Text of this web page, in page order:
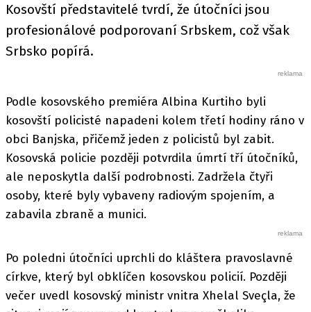
Kosovští představitelé tvrdí, že útočníci jsou
profesionálové podporovaní Srbskem, což však
Srbsko popírá.
Podle kosovského premiéra Albina Kurtiho byli
kosovští policisté napadeni kolem třetí hodiny ráno v
obci Banjska, přičemž jeden z policistů byl zabit.
Kosovská policie později potvrdila úmrtí tří útočníků,
ale neposkytla další podrobnosti. Zadržela čtyři
osoby, které byly vybaveny radiovým spojením, a
zabavila zbraně a munici.
Po poledni útočníci uprchli do kláštera pravoslavné
církve, který byl obklíčen kosovskou policií. Později
večer uvedl kosovský ministr vnitra Xhelal Sveçla, že